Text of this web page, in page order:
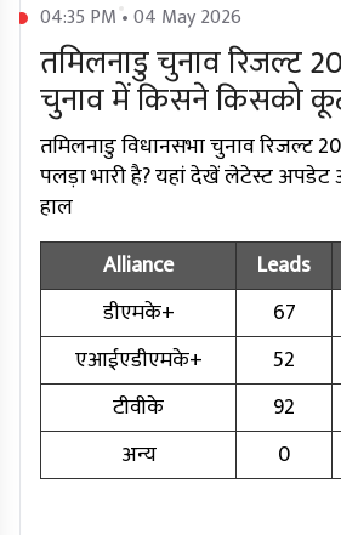
04:35 PM • 04 May 2026
तमिलनाडु चुनाव रिजल्ट
चुनाव में किसने किसको
तमिलनाडु विधानसभा चुनाव रिजल्ट
पलड़ा भारी है? यहां देखें लेटेस्ट अपडेट
हाल
Alliance
Leads
डीएमके+
67
एआईएडीएमके+
52
टीवीके
92
अन्य
0